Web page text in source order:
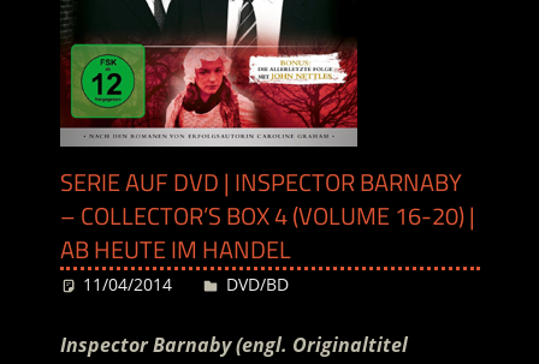
SERIE AUF DVD | INSPECTOR BARNABY
– COLLECTOR’S BOX 4 (VOLUME 16-20) |
AB HEUTE IM HANDEL
11/04/2014 Desiree
DVD/BD
Inspector Barnaby (engl. Originaltitel